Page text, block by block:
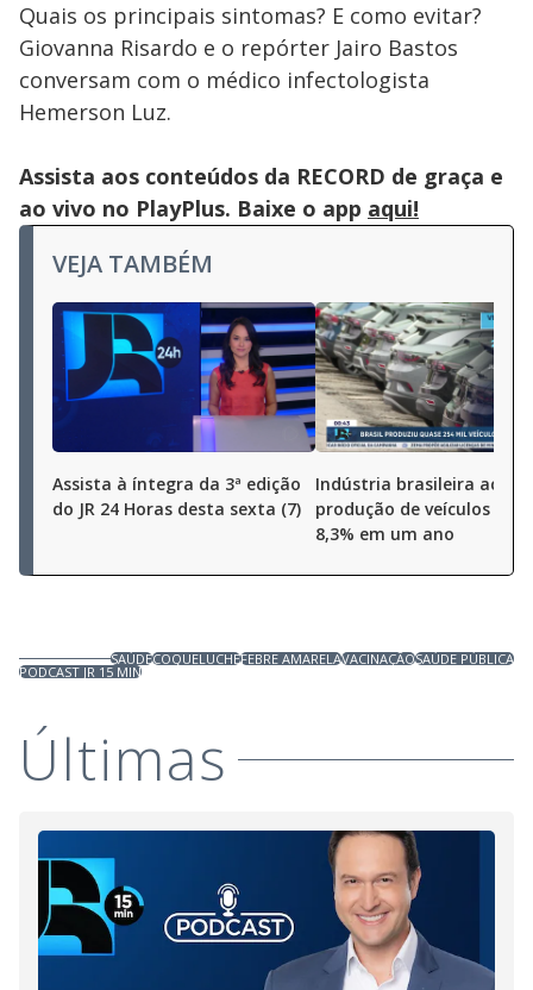
Quais os principais sintomas? E como evitar?
Giovanna Risardo e o repórter Jairo Bastos
conversam com o médico infectologista
Hemerson Luz.
Assista aos conteúdos da RECORD de graça e
ao vivo no PlayPlus. Baixe o app aqui!
VEJA TAMBÉM
Assista à íntegra da 3ª edição
do JR 24 Horas desta sexta (7)
Indústria brasileira
produção de veículos
8,3% em um ano
SAÚDECOQUELUCHEFEBRE AMARELAVACINAÇÃOSAÚDE PÚBLICA
PODCAST JR 15 MIN
Últimas